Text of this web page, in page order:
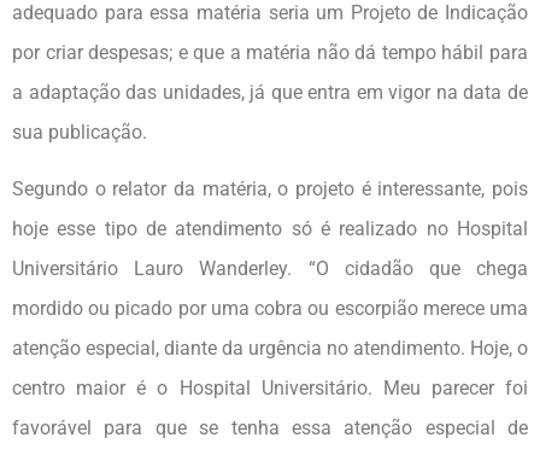
adequado para essa matéria seria um Projeto de Indicação
por criar despesas; e que a matéria não dá tempo hábil para
a adaptação das unidades, já que entra em vigor na data de
sua publicação.
Segundo o relator da matéria, o projeto é interessante, pois
hoje esse tipo de atendimento só é realizado no Hospital
Universitário Lauro Wanderley. “O cidadão que chega
mordido ou picado por uma cobra ou escorpião merece uma
atenção especial, diante da urgência no atendimento. Hoje, o
centro maior é o Hospital Universitário. Meu parecer foi
favorável para que se tenha essa atenção especial de